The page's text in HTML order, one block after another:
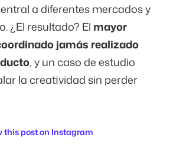
a diferentes mercados y
¿El resultado? El mayor
jamás realizado
, y un caso de estudio
la creatividad sin perder
this post on Instagram